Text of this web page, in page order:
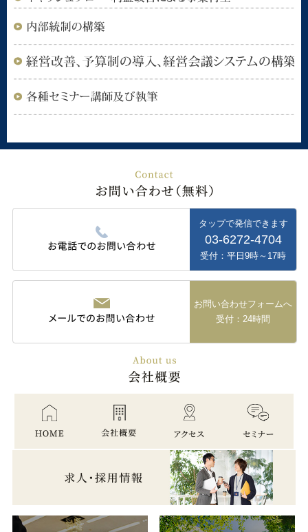
タップで発信できます
03-6272-4704
受付：平日9時～17時
お問い合わせフォームへ
受付：24時間